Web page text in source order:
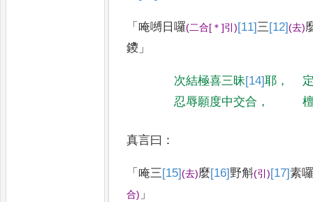
「 唵嚩日囉(二合[＊]引)[11]三[12](去)
鑁 」
次結極喜三昧[14]耶 ，
忍辱願度中交合 ，
真言曰 ：
「 唵三[15](去)麼[16] 野斛(引)[17]素
合) 」